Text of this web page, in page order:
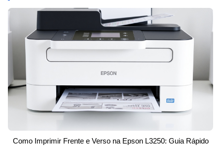
Como Imprimir Frente e Verso na Epson L3250: Guia Rápido